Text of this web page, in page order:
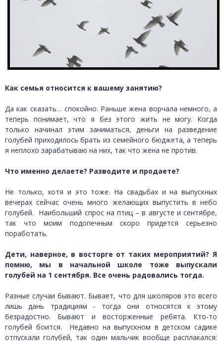
Как семья относится к вашему занятию?
Да как сказать… спокойно. Раньше жена ворчала немного, а
теперь понимает, что я без этого жить не могу. Когда
только начинал этим заниматься, деньги на разведение
голубей приходилось брать из семейного бюджета, а теперь
я неплохо зарабатываю на них, так что жена не против.
Что именно делаете? Разводите и продаете?
Не только, хотя и это тоже. На свадьбах и на выпускных
вечерах сейчас очень много желающих выпустить в небо
голубей. Наибольший спрос на птиц – в августе и сентябре,
так что моим подопечным скоро придется серьезно
поработать.
Дети, наверное, в восторге от таких мероприятий? Я
помню, мы в начальной школе тоже выпускали
голубей на 1 сентября. Все очень радовались тогда.
Разные случаи бывают. Бывает, что для школяров это всего
лишь дань традициям - тогда они относятся к этому
безрадостно. Бывают и восторженные ребята. Кто-то
голубей боится. Недавно на выпускном в детском садике
отпускали голубей, так один мальчик вообще расплакался: